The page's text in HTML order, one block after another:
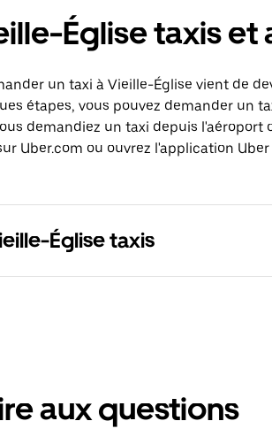
Église taxis
un taxi à Vieille-Église vient de
étapes, vous pouvez demander un
demandiez un taxi depuis
Uber.com ou ouvrez l'application
Église taxis
aux questions